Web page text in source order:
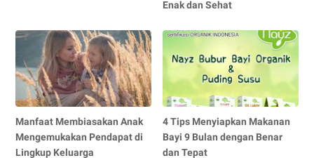
Enak dan Sehat
Manfaat Membiasakan Anak
Mengemukakan Pendapat di
Lingkup Keluarga
4 Tips Menyiapkan Makanan
Bayi 9 Bulan dengan Benar
dan Tepat